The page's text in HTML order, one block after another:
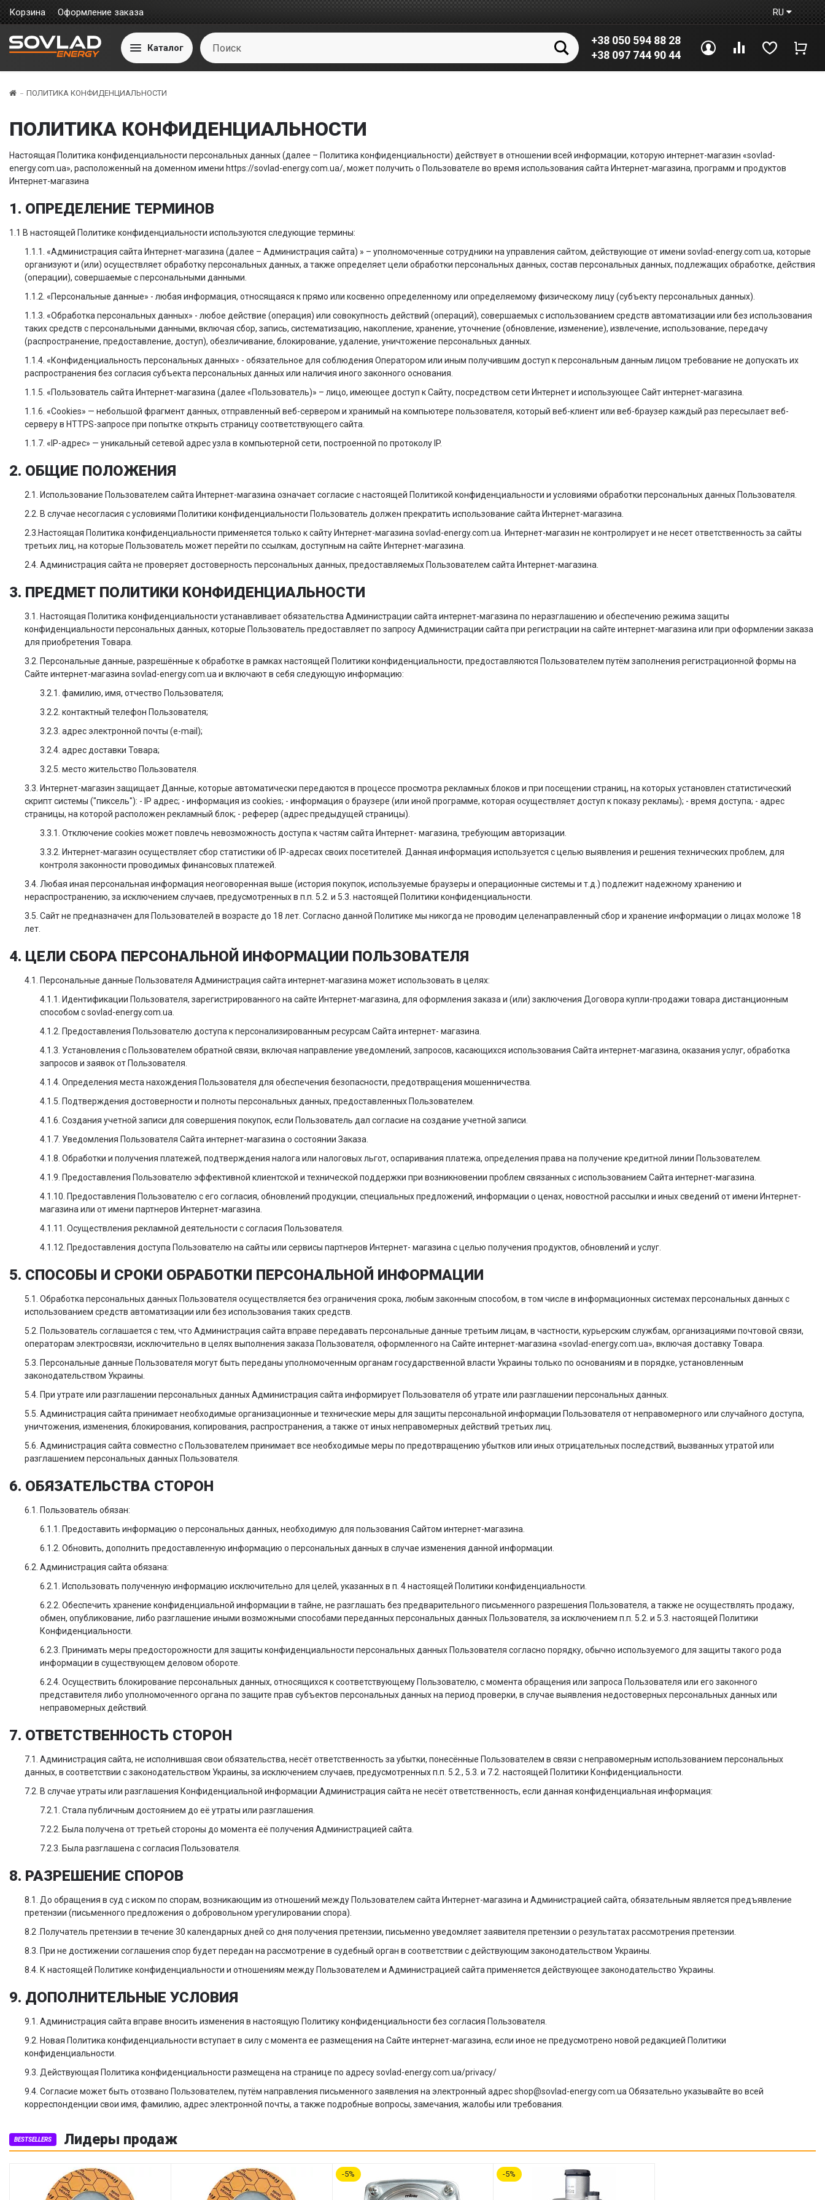
Корзина Оформление заказа RU
Каталог
+38 050 594 88 28
+38 097 744 90 44
Войти СравнениеИзбранное
ПОЛИТИКА КОНФИДЕНЦИАЛЬНОСТИ
ПОЛИТИКА КОНФИДЕНЦИАЛЬНОСТИ
Настоящая Политика конфиденциальности персональных данных (далее – Политика конфиденциальности) действует в отношении всей информации, которую интернет-магазин «sovlad-
energy.com.ua», расположенный на доменном имени https://sovlad-energy.com.ua/, может получить о Пользователе во время использования сайта Интернет-магазина, программ и продуктов
Интернет-магазина
1. ОПРЕДЕЛЕНИЕ ТЕРМИНОВ
1.1 В настоящей Политике конфиденциальности используются следующие термины:
1.1.1. «Администрация сайта Интернет-магазина (далее – Администрация сайта) » – уполномоченные сотрудники на управления сайтом, действующие от имени sovlad-energy.com.ua, которые
организуют и (или) осуществляет обработку персональных данных, а также определяет цели обработки персональных данных, состав персональных данных, подлежащих обработке, действия
(операции), совершаемые с персональными данными.
1.1.2. «Персональные данные» - любая информация, относящаяся к прямо или косвенно определенному или определяемому физическому лицу (субъекту персональных данных).
1.1.3. «Обработка персональных данных» - любое действие (операция) или совокупность действий (операций), совершаемых с использованием средств автоматизации или без использования
таких средств с персональными данными, включая сбор, запись, систематизацию, накопление, хранение, уточнение (обновление, изменение), извлечение, использование, передачу
(распространение, предоставление, доступ), обезличивание, блокирование, удаление, уничтожение персональных данных.
1.1.4. «Конфиденциальность персональных данных» - обязательное для соблюдения Оператором или иным получившим доступ к персональным данным лицом требование не допускать их
распространения без согласия субъекта персональных данных или наличия иного законного основания.
1.1.5. «Пользователь сайта Интернет-магазина (далее «Пользователь)» – лицо, имеющее доступ к Сайту, посредством сети Интернет и использующее Сайт интернет-магазина.
1.1.6. «Cookies» — небольшой фрагмент данных, отправленный веб-сервером и хранимый на компьютере пользователя, который веб-клиент или веб-браузер каждый раз пересылает веб-
серверу в HTTPS-запросе при попытке открыть страницу соответствующего сайта.
1.1.7. «IP-адрес» — уникальный сетевой адрес узла в компьютерной сети, построенной по протоколу IP.
2. ОБЩИЕ ПОЛОЖЕНИЯ
2.1. Использование Пользователем сайта Интернет-магазина означает согласие с настоящей Политикой конфиденциальности и условиями обработки персональных данных Пользователя.
2.2. В случае несогласия с условиями Политики конфиденциальности Пользователь должен прекратить использование сайта Интернет-магазина.
2.3.Настоящая Политика конфиденциальности применяется только к сайту Интернет-магазина sovlad-energy.com.ua. Интернет-магазин не контролирует и не несет ответственность за сайты
третьих лиц, на которые Пользователь может перейти по ссылкам, доступным на сайте Интернет-магазина.
2.4. Администрация сайта не проверяет достоверность персональных данных, предоставляемых Пользователем сайта Интернет-магазина.
3. ПРЕДМЕТ ПОЛИТИКИ КОНФИДЕНЦИАЛЬНОСТИ
3.1. Настоящая Политика конфиденциальности устанавливает обязательства Администрации сайта интернет-магазина по неразглашению и обеспечению режима защиты
конфиденциальности персональных данных, которые Пользователь предоставляет по запросу Администрации сайта при регистрации на сайте интернет-магазина или при оформлении заказа
для приобретения Товара.
3.2. Персональные данные, разрешённые к обработке в рамках настоящей Политики конфиденциальности, предоставляются Пользователем путём заполнения регистрационной формы на
Сайте интернет-магазина sovlad-energy.com.ua и включают в себя следующую информацию:
3.2.1. фамилию, имя, отчество Пользователя;
3.2.2. контактный телефон Пользователя;
3.2.3. адрес электронной почты (e-mail);
3.2.4. адрес доставки Товара;
3.2.5. место жительство Пользователя.
3.3. Интернет-магазин защищает Данные, которые автоматически передаются в процессе просмотра рекламных блоков и при посещении страниц, на которых установлен статистический
скрипт системы ("пиксель"): - IP адрес; - информация из cookies; - информация о браузере (или иной программе, которая осуществляет доступ к показу рекламы); - время доступа; - адрес
страницы, на которой расположен рекламный блок; - реферер (адрес предыдущей страницы).
3.3.1. Отключение cookies может повлечь невозможность доступа к частям сайта Интернет- магазина, требующим авторизации.
3.3.2. Интернет-магазин осуществляет сбор статистики об IP-адресах своих посетителей. Данная информация используется с целью выявления и решения технических проблем, для
контроля законности проводимых финансовых платежей.
3.4. Любая иная персональная информация неоговоренная выше (история покупок, используемые браузеры и операционные системы и т.д.) подлежит надежному хранению и
нераспространению, за исключением случаев, предусмотренных в п.п. 5.2. и 5.3. настоящей Политики конфиденциальности.
3.5. Сайт не предназначен для Пользователей в возрасте до 18 лет. Согласно данной Политике мы никогда не проводим целенаправленный сбор и хранение информации о лицах моложе 18
лет.
4. ЦЕЛИ СБОРА ПЕРСОНАЛЬНОЙ ИНФОРМАЦИИ ПОЛЬЗОВАТЕЛЯ
4.1. Персональные данные Пользователя Администрация сайта интернет-магазина может использовать в целях:
4.1.1. Идентификации Пользователя, зарегистрированного на сайте Интернет-магазина, для оформления заказа и (или) заключения Договора купли-продажи товара дистанционным
способом с sovlad-energy.com.ua.
4.1.2. Предоставления Пользователю доступа к персонализированным ресурсам Сайта интернет- магазина.
4.1.3. Установления с Пользователем обратной связи, включая направление уведомлений, запросов, касающихся использования Сайта интернет-магазина, оказания услуг, обработка
запросов и заявок от Пользователя.
4.1.4. Определения места нахождения Пользователя для обеспечения безопасности, предотвращения мошенничества.
4.1.5. Подтверждения достоверности и полноты персональных данных, предоставленных Пользователем.
4.1.6. Создания учетной записи для совершения покупок, если Пользователь дал согласие на создание учетной записи.
4.1.7. Уведомления Пользователя Сайта интернет-магазина о состоянии Заказа.
4.1.8. Обработки и получения платежей, подтверждения налога или налоговых льгот, оспаривания платежа, определения права на получение кредитной линии Пользователем.
4.1.9. Предоставления Пользователю эффективной клиентской и технической поддержки при возникновении проблем связанных с использованием Сайта интернет-магазина.
4.1.10. Предоставления Пользователю с его согласия, обновлений продукции, специальных предложений, информации о ценах, новостной рассылки и иных сведений от имени Интернет-
магазина или от имени партнеров Интернет-магазина.
4.1.11. Осуществления рекламной деятельности с согласия Пользователя.
4.1.12. Предоставления доступа Пользователю на сайты или сервисы партнеров Интернет- магазина с целью получения продуктов, обновлений и услуг.
5. СПОСОБЫ И СРОКИ ОБРАБОТКИ ПЕРСОНАЛЬНОЙ ИНФОРМАЦИИ
5.1. Обработка персональных данных Пользователя осуществляется без ограничения срока, любым законным способом, в том числе в информационных системах персональных данных с
использованием средств автоматизации или без использования таких средств.
5.2. Пользователь соглашается с тем, что Администрация сайта вправе передавать персональные данные третьим лицам, в частности, курьерским службам, организациями почтовой связи,
операторам электросвязи, исключительно в целях выполнения заказа Пользователя, оформленного на Сайте интернет-магазина «sovlad-energy.com.ua», включая доставку Товара.
5.3. Персональные данные Пользователя могут быть переданы уполномоченным органам государственной власти Украины только по основаниям и в порядке, установленным
законодательством Украины.
5.4. При утрате или разглашении персональных данных Администрация сайта информирует Пользователя об утрате или разглашении персональных данных.
5.5. Администрация сайта принимает необходимые организационные и технические меры для защиты персональной информации Пользователя от неправомерного или случайного доступа,
уничтожения, изменения, блокирования, копирования, распространения, а также от иных неправомерных действий третьих лиц.
5.6. Администрация сайта совместно с Пользователем принимает все необходимые меры по предотвращению убытков или иных отрицательных последствий, вызванных утратой или
разглашением персональных данных Пользователя.
6. ОБЯЗАТЕЛЬСТВА СТОРОН
6.1. Пользователь обязан:
6.1.1. Предоставить информацию о персональных данных, необходимую для пользования Сайтом интернет-магазина.
6.1.2. Обновить, дополнить предоставленную информацию о персональных данных в случае изменения данной информации.
6.2. Администрация сайта обязана:
6.2.1. Использовать полученную информацию исключительно для целей, указанных в п. 4 настоящей Политики конфиденциальности.
6.2.2. Обеспечить хранение конфиденциальной информации в тайне, не разглашать без предварительного письменного разрешения Пользователя, а также не осуществлять продажу,
обмен, опубликование, либо разглашение иными возможными способами переданных персональных данных Пользователя, за исключением п.п. 5.2. и 5.3. настоящей Политики
Конфиденциальности.
6.2.3. Принимать меры предосторожности для защиты конфиденциальности персональных данных Пользователя согласно порядку, обычно используемого для защиты такого рода
информации в существующем деловом обороте.
6.2.4. Осуществить блокирование персональных данных, относящихся к соответствующему Пользователю, с момента обращения или запроса Пользователя или его законного
представителя либо уполномоченного органа по защите прав субъектов персональных данных на период проверки, в случае выявления недостоверных персональных данных или
неправомерных действий.
7. ОТВЕТСТВЕННОСТЬ СТОРОН
7.1. Администрация сайта, не исполнившая свои обязательства, несёт ответственность за убытки, понесённые Пользователем в связи с неправомерным использованием персональных
данных, в соответствии с законодательством Украины, за исключением случаев, предусмотренных п.п. 5.2., 5.3. и 7.2. настоящей Политики Конфиденциальности.
7.2. В случае утраты или разглашения Конфиденциальной информации Администрация сайта не несёт ответственность, если данная конфиденциальная информация:
7.2.1. Стала публичным достоянием до её утраты или разглашения.
7.2.2. Была получена от третьей стороны до момента её получения Администрацией сайта.
7.2.3. Была разглашена с согласия Пользователя.
8. РАЗРЕШЕНИЕ СПОРОВ
8.1. До обращения в суд с иском по спорам, возникающим из отношений между Пользователем сайта Интернет-магазина и Администрацией сайта, обязательным является предъявление
претензии (письменного предложения о добровольном урегулировании спора).
8.2 .Получатель претензии в течение 30 календарных дней со дня получения претензии, письменно уведомляет заявителя претензии о результатах рассмотрения претензии.
8.3. При не достижении соглашения спор будет передан на рассмотрение в судебный орган в соответствии с действующим законодательством Украины.
8.4. К настоящей Политике конфиденциальности и отношениям между Пользователем и Администрацией сайта применяется действующее законодательство Украины.
9. ДОПОЛНИТЕЛЬНЫЕ УСЛОВИЯ
9.1. Администрация сайта вправе вносить изменения в настоящую Политику конфиденциальности без согласия Пользователя.
9.2. Новая Политика конфиденциальности вступает в силу с момента ее размещения на Сайте интернет-магазина, если иное не предусмотрено новой редакцией Политики
конфиденциальности.
9.3. Действующая Политика конфиденциальности размещена на странице по адресу sovlad-energy.com.ua/privacy/
9.4. Согласие может быть отозвано Пользователем, путём направления письменного заявления на электронный адрес shop@sovlad-energy.com.ua Обязательно указывайте во всей
корреспонденции свои имя, фамилию, адрес электронной почты, а также подробные вопросы, замечания, жалобы или требования.
BESTSELLERS Лидеры продаж
5 5